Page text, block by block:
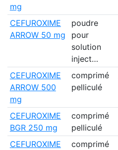
mg
CEFUROXIME
ARROW 50 mg
poudre
pour
solution
inject…
CEFUROXIME
ARROW 500
mg
comprimé
pelliculé
CEFUROXIME
BGR 250 mg
comprimé
pelliculé
CEFUROXIME
comprimé